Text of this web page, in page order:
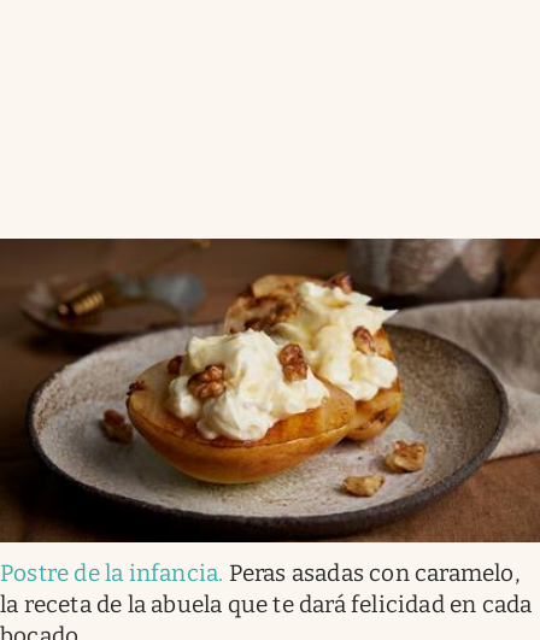
Postre de la infancia. Peras asadas con caramelo,
la receta de la abuela que te dará felicidad en cada